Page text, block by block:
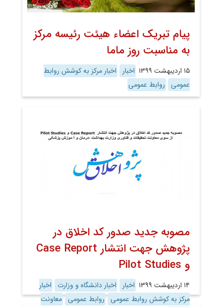
پیام تبریک اعضاء هیئت رئیسه مرکز
به مناسبت روز ماما
۱۵ اردیبهشت ۱۳۹۹ اخبار
اخبار مرکز به کوشش روابط
عمومی روابط عمومی
مصوبه جدید صدور کد اخلاق در
پژوهش جهت انتشار Case Report
و Pilot Studies
۱۴ اردیبهشت ۱۳۹۹ اخبار اخبار دانشگاه و وزارت
اخبار
مرکز به کوشش روابط عمومی روابط عمومی معاونت